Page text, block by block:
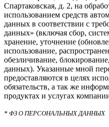
Спартаковская, д. 2, на
использованием средств
данных в соответствии с
данных» (включая сбор,
хранение, уточнение
использование,
обезличивание,
данных). Указанные мной
предоставляются в целях
обязательств, а так же
продуктах и услугах
* ФЗ О ПЕРСОНАЛЬНЫХ ДАННЫХ